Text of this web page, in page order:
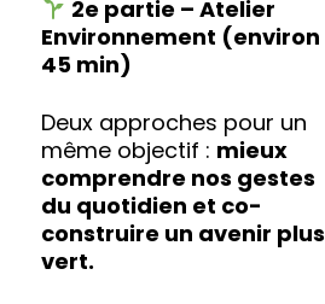
2e partie – Atelier
Environnement (environ
45 min)
Deux approches pour un
même objectif : mieux
comprendre nos gestes
du quotidien et co-
construire un avenir plus
vert.